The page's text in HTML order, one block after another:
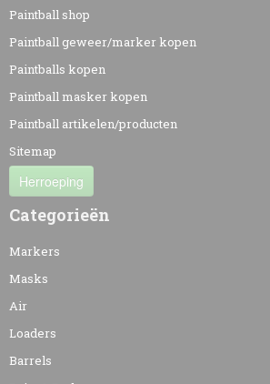
Paintball shop
Paintball geweer/marker kopen
Paintballs kopen
Paintball masker kopen
Paintball artikelen/producten
Sitemap
Herroeping
Categorieën
Markers
Masks
Air
Loaders
Barrels